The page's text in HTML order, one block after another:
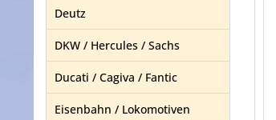
Deutz
DKW / Hercules / Sachs
Ducati / Cagiva / Fantic
Eisenbahn / Lokomotiven